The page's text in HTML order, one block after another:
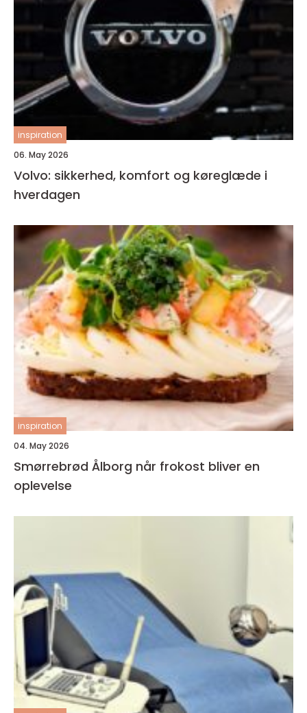
inspiration
06. May 2026
Volvo: sikkerhed, komfort og køreglæde i
hverdagen
inspiration
04. May 2026
Smørrebrød Ålborg når frokost bliver en
oplevelse